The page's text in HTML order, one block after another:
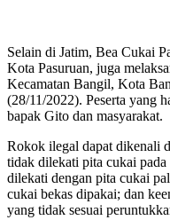
Selain di Jatim, Bea Cukai
Kota Pasuruan, juga
Kecamatan Bangil, Kota
(28/11/2022). Peserta yang
bapak Gito dan masyarakat.
Rokok ilegal dapat dikenali
tidak dilekati pita cukai
dilekati dengan pita cukai
cukai bekas dipakai; dan
yang tidak sesuai